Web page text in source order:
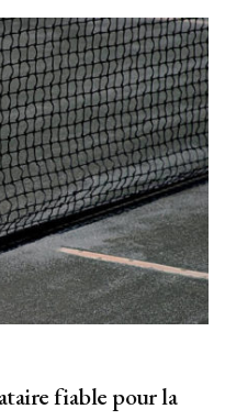
fiable pour la